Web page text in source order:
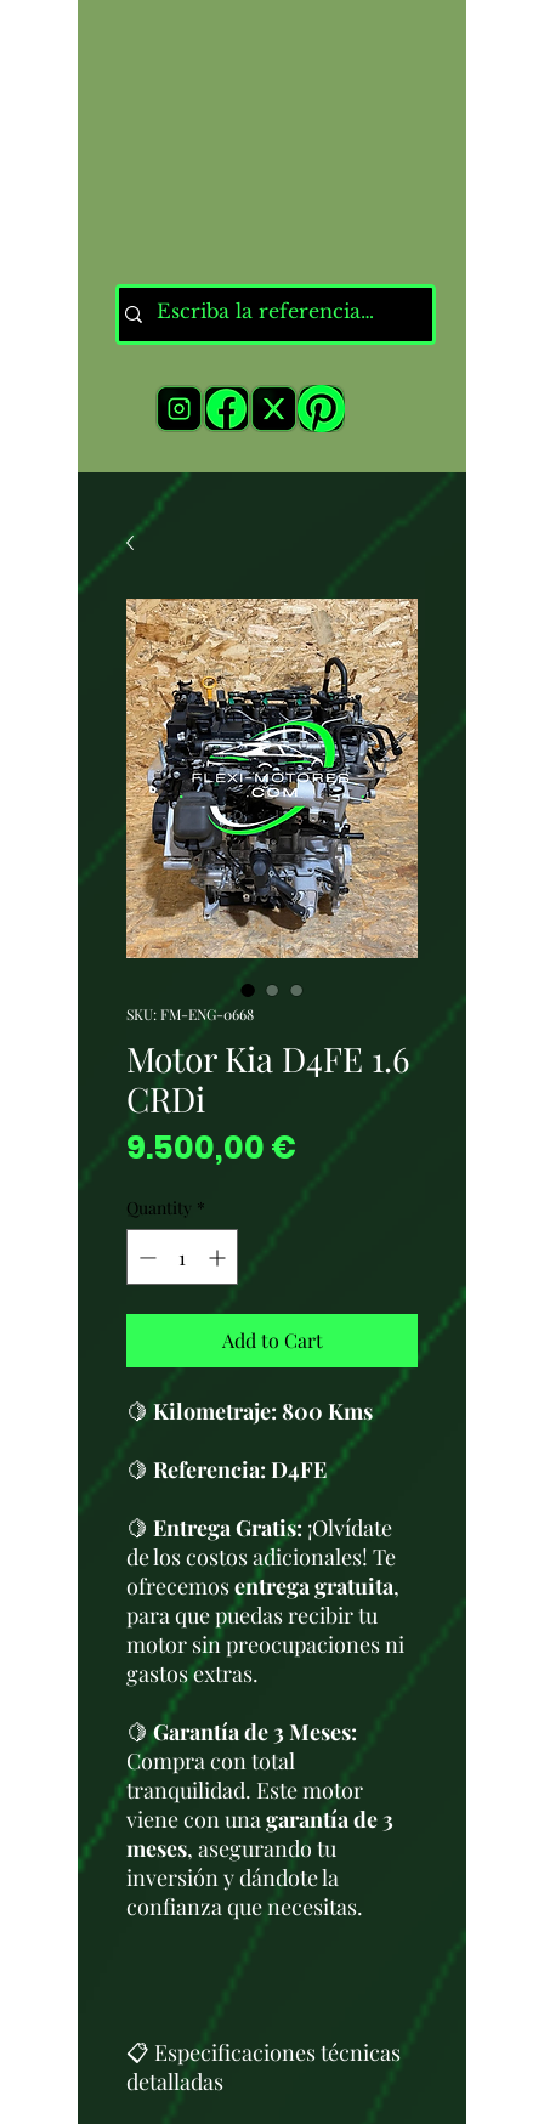
SKU: FM-ENG-0668
Motor Kia D4FE 1.6
CRDi
9.500,00 € Price
Quantity *
Add to Cart
🍋 Kilometraje: 800 Kms
🍋 Referencia: D4FE
🍋 Entrega Gratis: ¡Olvídate
de los costos adicionales! Te
ofrecemosentrega gratuita,
para que puedas recibir tu
motor sin preocupaciones ni
gastos extras.
🍋Garantía de 3 Meses:
Compra con total
tranquilidad. Este motor
viene con unagarantía de 3
meses, asegurando tu
inversión y dándote la
confianza que necesitas.
📋 Especificaciones técnicas
detalladas